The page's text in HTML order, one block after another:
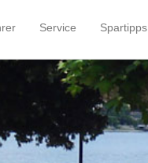
Service Spartipps